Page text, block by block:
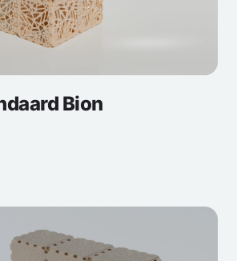
Bion